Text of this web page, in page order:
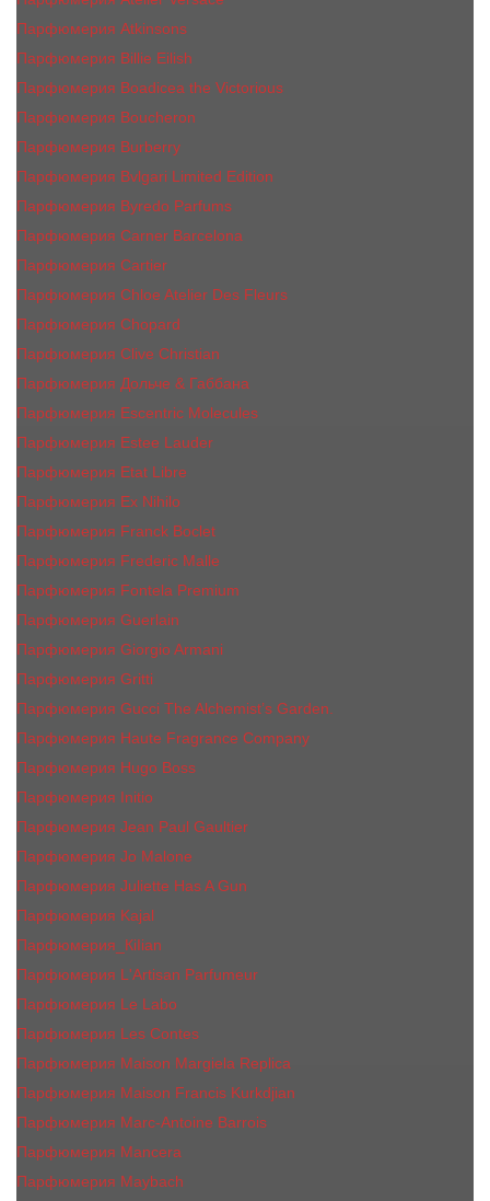
Парфюмерия Atkinsons
Парфюмерия Billie Eilish
Парфюмерия Boadicea the Victorious
Парфюмерия Boucheron
Парфюмерия Burberry
Парфюмерия Bvlgari Limited Edition
Парфюмерия Byredo Parfums
Парфюмерия Carner Barcelona
Парфюмерия Cartier
Парфюмерия Chloe Atelier Des Fleurs
Парфюмерия Сhopard
Парфюмерия Clive Christian
Парфюмерия Дольче & Габбана
Парфюмерия Escentric Molecules
Парфюмерия Estee Lаudеr
Парфюмерия Etat Libre
Парфюмерия Ex Nihilo
Парфюмерия Franck Boclet
Парфюмерия Frеderic Mаlle
Парфюмерия Fontela Premium
Парфюмерия Guerlain
Парфюмерия Giorgio Armani
Парфюмерия Gritti
Парфюмерия Gucci The Alchemist’s Garden.
Парфюмерия Haute Fragrance Company
Парфюмерия Hugo Boss
Парфюмерия Initio
Парфюмерия Jean Paul Gaultier
Парфюмерия Jо Malоnе
Парфюмерия Juliette Has A Gun
Парфюмерия Kajal
Парфюмерия_КiIiаn
Парфюмерия L'Artisan Parfumeur
Парфюмерия Le Labo
Парфюмерия Les Contes
Парфюмерия Maison Margiela Replica
Парфюмерия Maison Francis Kurkdjian
Парфюмерия Marc-Antoine Barrois
Парфюмерия Mancera
Парфюмерия Maybach